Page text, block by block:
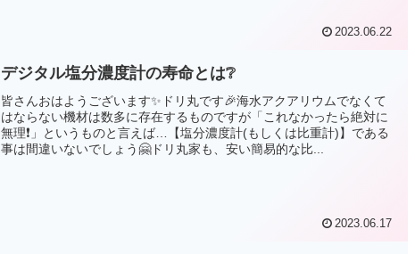
2023.06.22
デジタル塩分濃度計の寿命とは❔
皆さんおはようございます✨ドリ丸です🎉海水アクアリウムでなくて
はならない機材は数多に存在するものですが「これなかったら絶対に
無理❗」というものと言えば…【塩分濃度計(もしくは比重計)】である
事は間違いないでしょう🤗ドリ丸家も、安い簡易的な比...
2023.06.17